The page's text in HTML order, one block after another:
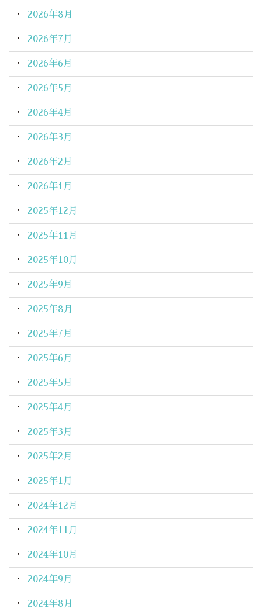
2026年8月
2026年7月
2026年6月
2026年5月
2026年4月
2026年3月
2026年2月
2026年1月
2025年12月
2025年11月
2025年10月
2025年9月
2025年8月
2025年7月
2025年6月
2025年5月
2025年4月
2025年3月
2025年2月
2025年1月
2024年12月
2024年11月
2024年10月
2024年9月
2024年8月